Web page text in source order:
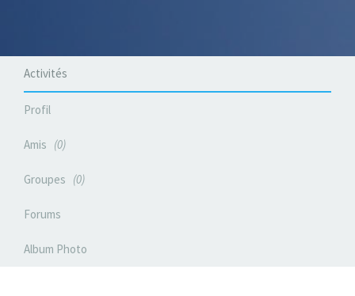
Activités
Profil
Amis 0
Groupes 0
Forums
Album Photo